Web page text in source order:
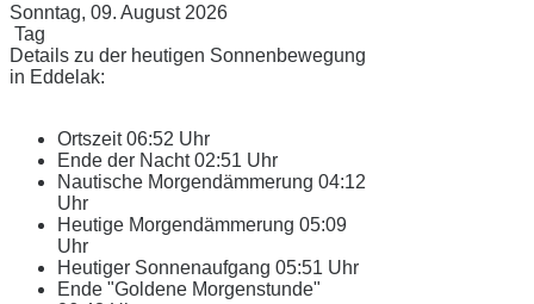
Sonntag, 09. August 2026
Tag
Details zu der heutigen Sonnenbewegung
in Eddelak:
Ortszeit06:52 Uhr
Ende der Nacht02:51 Uhr
Nautische Morgendämmerung 04:12
Uhr
Heutige Morgendämmerung 05:09
Uhr
Heutiger Sonnenaufgang 05:51 Uhr
Ende "Goldene Morgenstunde"